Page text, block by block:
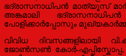
ഭദ്രാസനാധിപന്‍ മാത്യൂസ്
അങ്കമാലി
പോളിക്കാര്‍പ്പോസും
വിവിധ ദിവസങ്ങളിലായി
ജോണ്‍സണ്‍ കോര്‍-എപ്പിസ്കോപ്പ,